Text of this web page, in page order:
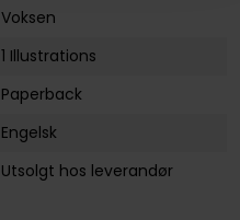
Voksen
1 Illustrations
Paperback
Engelsk
Utsolgt hos leverandør